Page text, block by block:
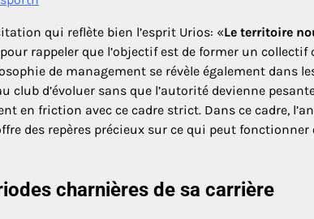
qui reflète bien l’esprit Urios: «Le territoire
rappeler que l’objectif est de former un collectif
de management se révèle également dans
club d’évoluer sans que l’autorité devienne
en friction avec ce cadre strict. Dans ce cadre,
des repères précieux sur ce qui peut
charnières de sa carrière